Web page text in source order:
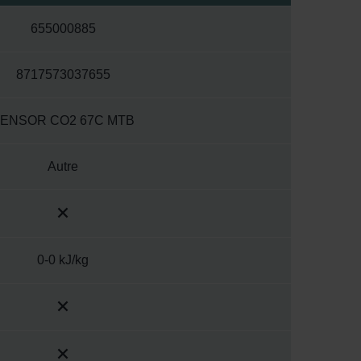
655000885
8717573037655
CO2 67C MTB
Autre
0-0 kJ/kg